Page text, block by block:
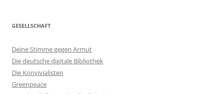
GESELLSCHAFT
Deine Stimme gegen Armut
Die deutsche digitale Bibliothek
Die Konvivialisten
Greenpeace